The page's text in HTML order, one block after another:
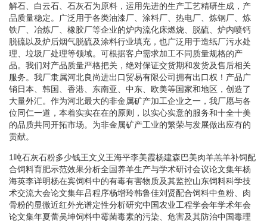
解石、白云石、石灰石为原料，运用先进的生产工艺精研生成，产
品质量稳定。广泛用于各类油漆厂、涂料厂、热电厂、炼钢厂、炼
铁厂、冶炼厂、橡胶厂等企业的炉内流化床燃烧、脱硫、炉内喷钙
脱硫以及炉后烟气脱硫及涂料行业填充，也广泛用于造纸厂污水处
理、垃圾厂处理等领域。可根据客户需求加工不同质量规格的产
品。我们对产品质量严格把关，绝对保证交货期和发货及售后相关
服务。我厂隶属河北良尚进出口贸易有限公司拥有出口权！产品广
销日本、韩国、香港、东南亚、中东、欧美等国家和地区，创造了
大量外汇。作为河北最大的非金属矿产加工企业之一，我厂愿与各
位同仁一道，本着实实在在的原则，以实心实意的服务和十全十美
的品质共同开拓市场。为非金属矿产工业的繁荣与发展做出应有的
贡献。
1吨石灰石粉多少钱王文义王海平李美霞杨建森巴美肉羊羔羊补饲配
合饲料育肥示范效果分析全国养羊生产与学术研讨会议论文集年杨
海英李详明杨在宾饲料中的有毒有害物质及其监控山东饲料科学技
术交流大会论文集年吕程序杨增玲韩鲁佳刘贤配合饲料中鱼粉、肉
骨粉的显微近红外光谱定性分析研究中国农业工程学会年学术年会
论文集年夏蕾吴坤饲料中霉菌毒素的污染、危害及其防治中国毒理